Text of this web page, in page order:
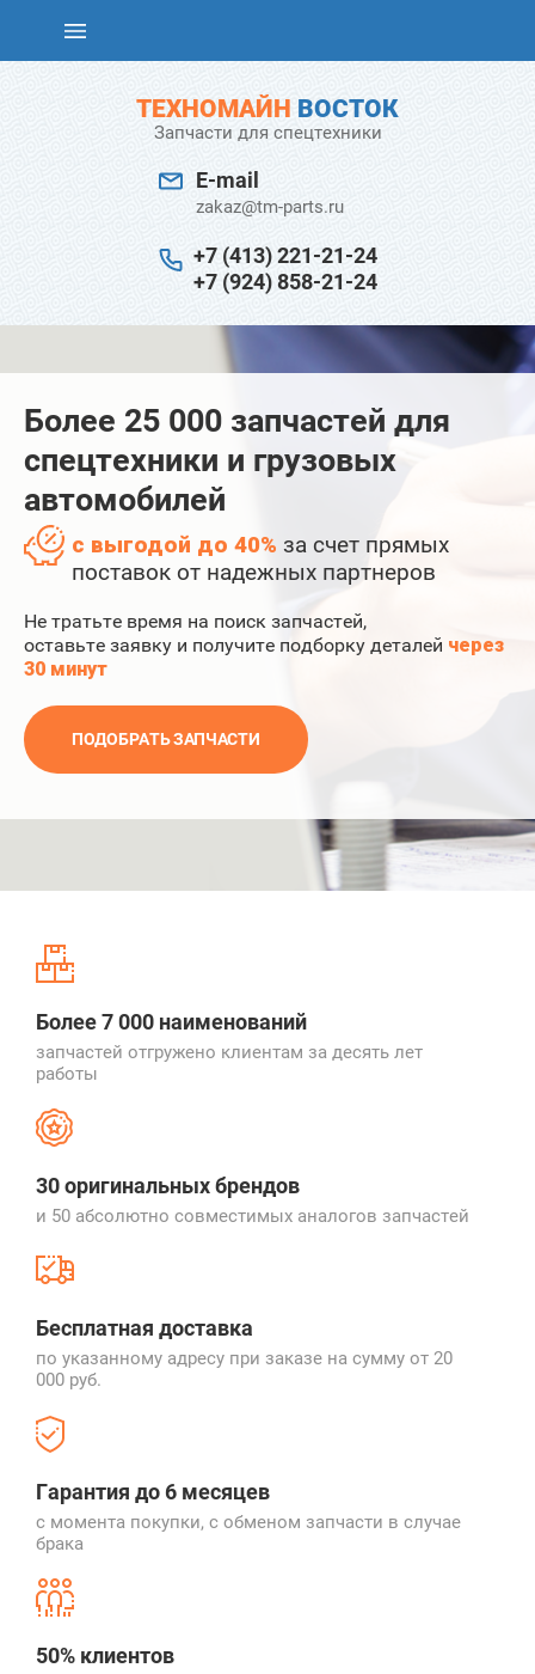
ТЕХНОМАЙН ВОСТОК
Запчасти для спецтехники
E-mail
zakaz@tm-parts.ru
+7 (413) 221-21-24
+7 (924) 858-21-24
Более 25 000 запчастей для
спецтехники и грузовых
автомобилей
с выгодой до 40% за счет прямых
поставок от надежных партнеров
Не тратьте время на поиск запчастей,
оставьте заявку и получите подборку деталей через
30 минут
ПОДОБРАТЬ ЗАПЧАСТИ
Более 7 000 наименований
запчастей отгружено клиентам за десять лет
работы
30 оригинальных брендов
и 50 абсолютно совместимых аналогов запчастей
Бесплатная доставка
по указанному адресу при заказе на сумму от 20
000 руб.
Гарантия до 6 месяцев
с момента покупки, с обменом запчасти в случае
брака
50% клиентов